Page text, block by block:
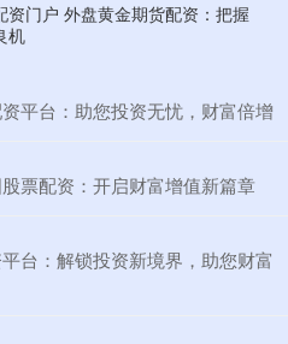
资门户 外盘黄金期货配资：把握
机
平台：助您投资无忧，财富倍增
票配资：开启财富增值新篇章
台：解锁投资新境界，助您财富